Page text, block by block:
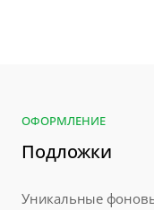
ОФОРМЛЕНИЕ
Подложки
Уникальные